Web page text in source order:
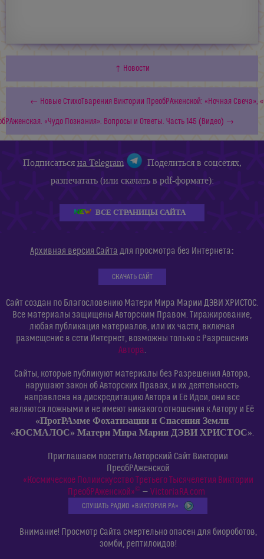
↑ Новости
← Новые СтихоТварения Виктории ПреобРАженской: «Ночная Свеча»,
«Чудо Познания». Вопросы и Ответы. Часть 145 (Видео) →
Подписатьсяна Telegram
Поделиться в соцсетях,
разпечатать (или скачать в pdf-формате):
ВСЕ СТРАНИЦЫ САЙТА
Архивная версия Сайта для просмотра без Интернета:
СКАЧАТЬ САЙТ
Сайт создан по Благословению Матери Мира Марии ДЭВИ ХРИСТОС.
Все материалы защищены Авторским Правом. Тиражирование,
любая публикация материалов, или их части, включая
размещение в сети Интернет, возможны только с Разрешения
Автора.
Сайты, которые публикуют материалы без Разрешения Автора,
нарушают закон об Авторских Правах, и их деятельность
направлена на дискредитацию Автора и Её Идеи, они все
являются ложными и не имеют никакого отношения к Автору и Её
«ПрогРАмме Фохатизации и Спасения Земли
«ЮСМАЛОС» Матери Мира Марии ДЭВИ ХРИСТОС».
Приглашаем посетить Авторский Сайт Виктории
ПреобРАженской
«Космическое Полиискусство Третьего Тысячелетия Виктории
ПреобРАженской»©— VictoriaRA.com
СЛУШАТЬ РАДИО «ВИКТОРИЯ РА»
Внимание! Просмотр Сайта смертельно опасен для биороботов,
зомби, рептилоидов!